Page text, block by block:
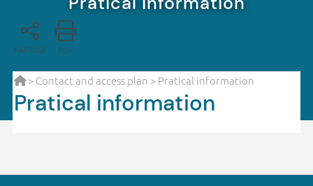
PARTAGE PDF
> Contact and access plan > Pratical information
Pratical information